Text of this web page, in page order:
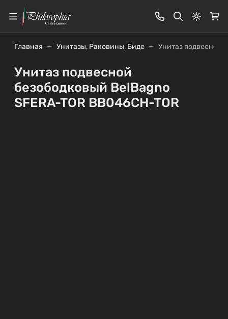
Главная Унитазы, Раковины, Биде Унитаз подвесной
Унитаз подвесной
безободковый BelBagno
SFERA-TOR BB046CH-TOR